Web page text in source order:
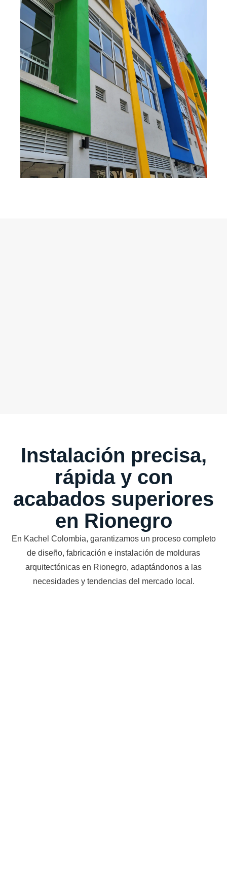
Instalación precisa,
rápida y con
acabados superiores
en Rionegro
En Kachel Colombia, garantizamos un proceso completo
de diseño, fabricación e instalación de molduras
arquitectónicas en Rionegro, adaptándonos a las
necesidades y tendencias del mercado local.